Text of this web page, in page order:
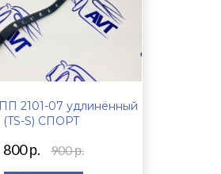
2101-07 удлинённый
(TS-S) СПОРТ
800 р. 900 р.